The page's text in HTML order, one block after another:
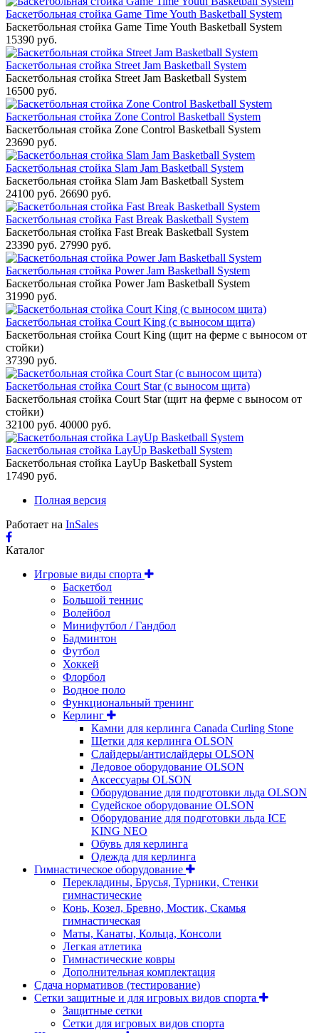
Баскетбольная стойка Game Time Youth Basketball System
Баскетбольная стойка Game Time Youth Basketball System
15390 руб.
Баскетбольная стойка Street Jam Basketball System
Баскетбольная стойка Street Jam Basketball System
16500 руб.
Баскетбольная стойка Zone Control Basketball System
Баскетбольная стойка Zone Control Basketball System
23690 руб.
Баскетбольная стойка Slam Jam Basketball System
Баскетбольная стойка Slam Jam Basketball System
24100 руб. 26690 руб.
Баскетбольная стойка Fast Break Basketball System
Баскетбольная стойка Fast Break Basketball System
23390 руб. 27990 руб.
Баскетбольная стойка Power Jam Basketball System
Баскетбольная стойка Power Jam Basketball System
31990 руб.
Баскетбольная стойка Court King (с выносом щита)
Баскетбольная стойка Court King (щит на ферме с выносом от
стойки)
37390 руб.
Баскетбольная стойка Court Star (с выносом щита)
Баскетбольная стойка Court Star (щит на ферме с выносом от
стойки)
32100 руб. 40000 руб.
Баскетбольная стойка LayUp Basketball System
Баскетбольная стойка LayUp Basketball System
17490 руб.
Полная версия
Работает на InSales
Каталог
Игровые виды спорта
Баскетбол
Большой теннис
Волейбол
Минифутбол / Гандбол
Бадминтон
Футбол
Хоккей
Флорбол
Водное поло
Функциональный тренинг
Керлинг
Камни для керлинга Canada Curling Stone
Щетки для керлинга OLSON
Слайдеры/антислайдеры OLSON
Ледовое оборудование OLSON
Аксессуары OLSON
Оборудование для подготовки льда OLSON
Судейское оборудование OLSON
Оборудование для подготовки льда ICE
KING NEO
Обувь для керлинга
Одежда для керлинга
Гимнастическое оборудование
Перекладины, Брусья, Турники, Стенки
гимнастические
Конь, Козел, Бревно, Мостик, Скамья
гимнастическая
Маты, Канаты, Кольца, Консоли
Легкая атлетика
Гимнастические ковры
Дополнительная комплектация
Сдача нормативов (тестирование)
Сетки защитные и для игровых видов спорта
Защитные сетки
Сетки для игровых видов спорта